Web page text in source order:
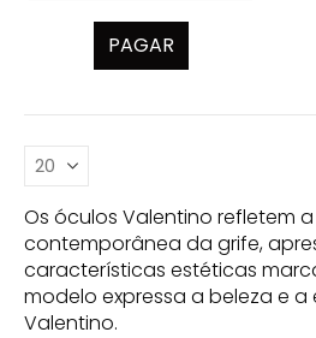
PAGAR
Os óculos Valentino refletem
contemporânea da grife,
características estéticas
modelo expressa a beleza e
Valentino.